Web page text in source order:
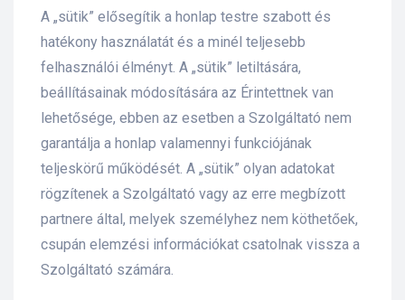
A „sütik” elősegítik a honlap testre szabott és
hatékony használatát és a minél teljesebb
felhasználói élményt. A „sütik” letiltására,
beállításainak módosítására az Érintettnek van
lehetősége, ebben az esetben a Szolgáltató nem
garantálja a honlap valamennyi funkciójának
teljeskörű működését. A „sütik” olyan adatokat
rögzítenek a Szolgáltató vagy az erre megbízott
partnere által, melyek személyhez nem köthetőek,
csupán elemzési információkat csatolnak vissza a
Szolgáltató számára.